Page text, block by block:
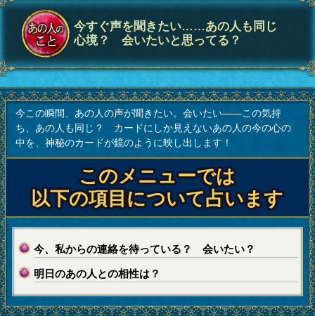
今すぐ声を聞きたい……あの人も同じ
心境？ 会いたいと思ってる？
今この瞬間、あの人の声が聞きたい。会いたい――この気持
ち、あの人も同じ？ カードにしか見えないあの人の今の心の
中を、神秘のカードが鏡のように映し出します！
このメニューでは
以下の項目について占います
今、私からの連絡を待っている？ 会いたい？
明日のあの人との相性は？